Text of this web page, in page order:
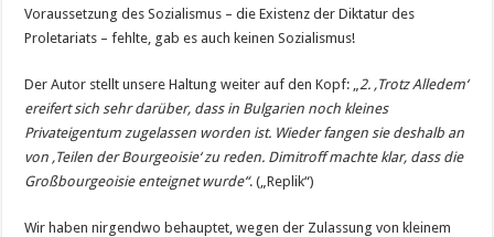
Voraussetzung des Sozialismus – die Existenz der Diktatur des
Proletariats – fehlte, gab es auch keinen Sozialismus!
Der Autor stellt unsere Haltung weiter auf den Kopf: „ 2. ‚Trotz Alledem‘
ereifert sich sehr darüber, dass in Bulgarien noch kleines
Privateigentum zugelassen worden ist. Wieder fangen sie deshalb an
von ‚Teilen der Bourgeoisie‘ zu reden. Dimitroff machte klar, dass die
Großbourgeoisie enteignet wurde“. („Replik“)
Wir haben nirgendwo behauptet, wegen der Zulassung von kleinem